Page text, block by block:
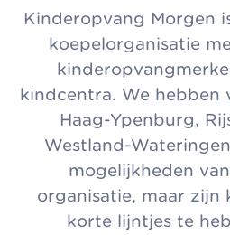
Kinderopvang Morgen
koepelorganisatie
kindcentra. We hebben
Haag-Ypenburg,
Westland-
mogelijkheden
organisatie, maar zijn
korte lijntjes te